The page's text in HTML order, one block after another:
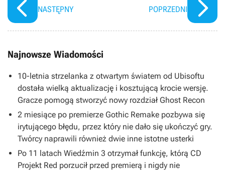
NASTĘPNY POPRZEDNI
Najnowsze Wiadomości
10-letnia strzelanka z otwartym światem od Ubisoftu
dostała wielką aktualizację i kosztującą krocie wersję.
Gracze pomogą stworzyć nowy rozdział Ghost Recon
2 miesiące po premierze Gothic Remake pozbywa się
irytującego błędu, przez który nie dało się ukończyć gry.
Twórcy naprawili również dwie inne istotne usterki
Po 11 latach Wiedźmin 3 otrzymał funkcję, którą CD
Projekt Red porzucił przed premierą i nigdy nie